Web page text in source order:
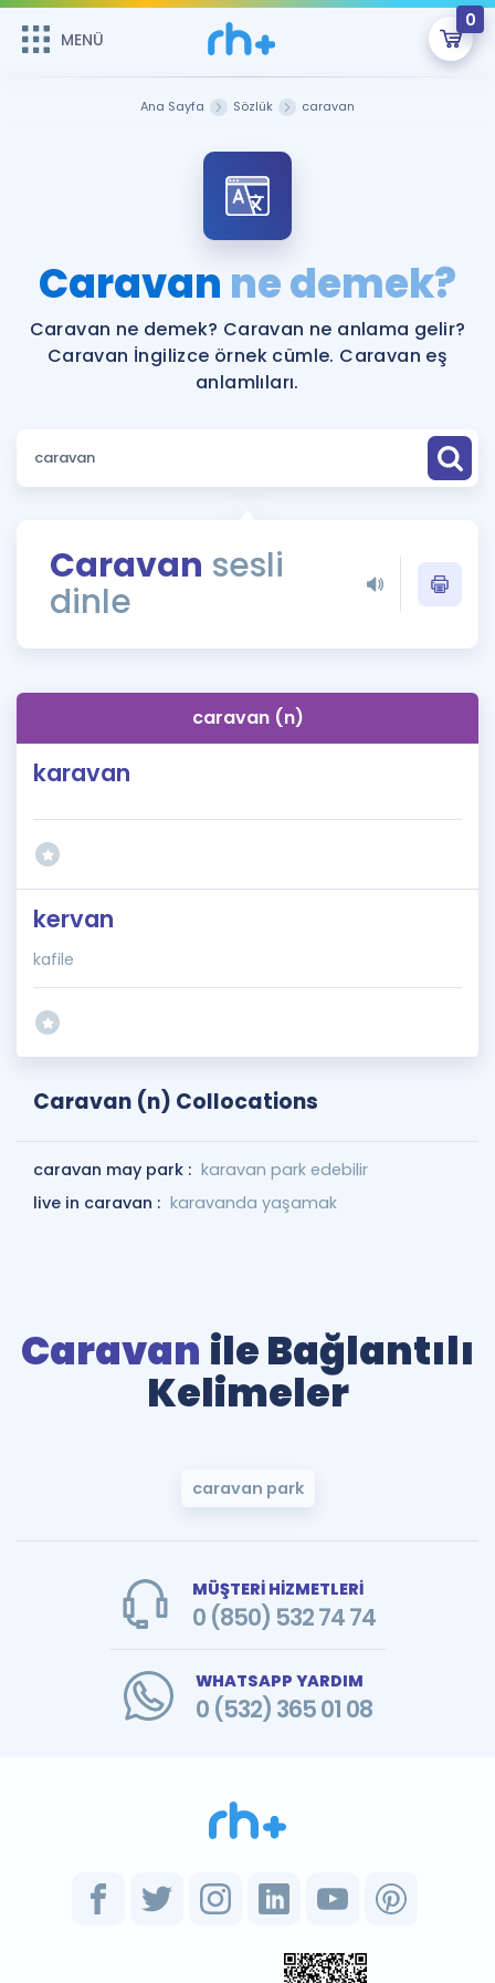
MENÜ
0
ÜYE DEĞİLİM
Sepetin Şu An Boş.
Remzi Hoca ile seni sınava hazırlayacak onlarca eğitim seni
bekliyor!
MENÜ
Faydalı Araçlar
Sözlük
Rehberlik Aracı
ÖSYM Sınav Takvimi
İngilizce Gramer
Hakkımızda
Ana Sayfa Sözlük caravan
Caravan ne demek?
Caravan ne demek? Caravan ne anlama gelir?
Caravan İngilizce örnek cümle. Caravan eş
anlamlıları.
Caravan sesli
dinle
caravan (n)
karavan
kervan
kafile
Caravan (n) Collocations
caravan may park : karavan park edebilir
live in caravan : karavanda yaşamak
Caravan ile Bağlantılı
Kelimeler
caravan park
MÜŞTERİ HİZMETLERİ
0 (850) 532 74 74
WHATSAPP YARDIM
0 (532) 365 01 08